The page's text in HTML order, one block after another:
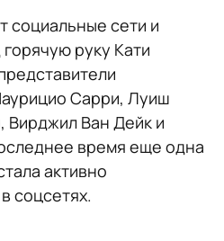
социальные сети и
руку Кати
Сарри, Луиш
Вирджил Ван Дейк и
время еще одна
активно
соцсетях.